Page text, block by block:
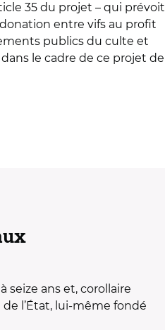
35 du projet – qui prévoit
entre vifs au profit
publics du culte et
le cadre de ce projet de
seize ans et, corollaire
l’État, lui-même fondé